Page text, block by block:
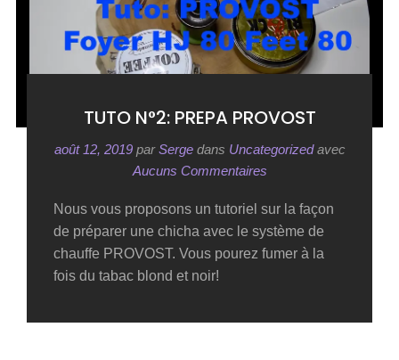
TUTO N°2: PREPA PROVOST
août 12, 2019 parSerge dans Uncategorized avec
Aucuns Commentaires
Nous vous proposons un tutoriel sur la façon
de préparer une chicha avec le système de
chauffe PROVOST. Vous pourez fumer à la
fois du tabac blond et noir!